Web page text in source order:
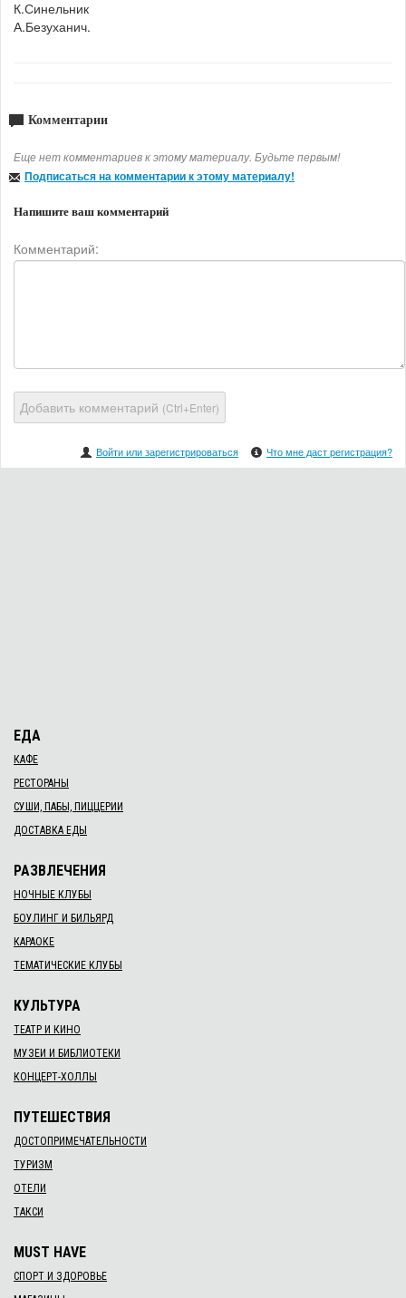
К.Синельник
А.Безуханич.
Комментарии
Еще нет комментариев к этому материалу. Будьте первым!
Подписаться на комментарии к этому материалу!
Напишите ваш комментарий
Комментарий:
Добавить комментарий (Ctrl+Enter)
Войти или зарегистрироваться Что мне даст регистрация?
ЕДА
КАФЕ
РЕСТОРАНЫ
СУШИ, ПАБЫ, ПИЦЦЕРИИ
ДОСТАВКА ЕДЫ
РАЗВЛЕЧЕНИЯ
НОЧНЫЕ КЛУБЫ
БОУЛИНГ И БИЛЬЯРД
КАРАОКЕ
ТЕМАТИЧЕСКИЕ КЛУБЫ
КУЛЬТУРА
ТЕАТР И КИНО
МУЗЕИ И БИБЛИОТЕКИ
КОНЦЕРТ-ХОЛЛЫ
ПУТЕШЕСТВИЯ
ДОСТОПРИМЕЧАТЕЛЬНОСТИ
ТУРИЗМ
ОТЕЛИ
ТАКСИ
MUST HAVE
СПОРТ И ЗДОРОВЬЕ